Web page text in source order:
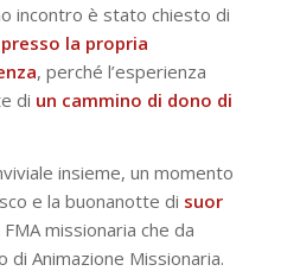
incontro è stato chiesto di
presso la propria
, perché l’esperienza
di un cammino di dono di
insieme, un momento
e la buonanotte di suor
FMA missionaria che da
di Animazione Missionaria.